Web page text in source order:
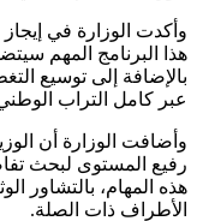
وأكدت الوزارة في
هذا البرنامج المهم
بالإضافة إلى توسيع
عبر كامل التراب
وأضافت الوزارة أن
رفيع المستوى لبحث
هذه المهام، بالتشاور
الأطراف ذات الصلة.